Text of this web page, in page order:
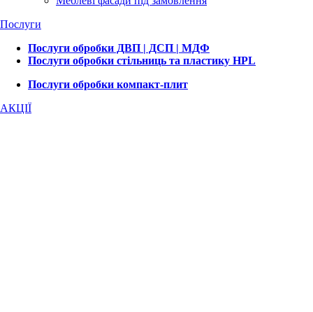
Послуги
Послуги обробки ДВП | ДСП | МДФ
Послуги обробки стільниць та пластику HPL
Послуги обробки компакт-плит
АКЦІЇ